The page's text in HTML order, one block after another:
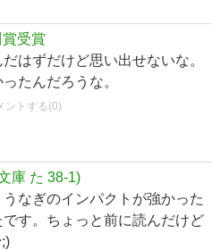
受賞
はずだけど思い出せないな。
たんだろうな。
ントする(0)
庫 た 38-1)
なぎのインパクトが強かった
す。ちょっと前に読んだけど